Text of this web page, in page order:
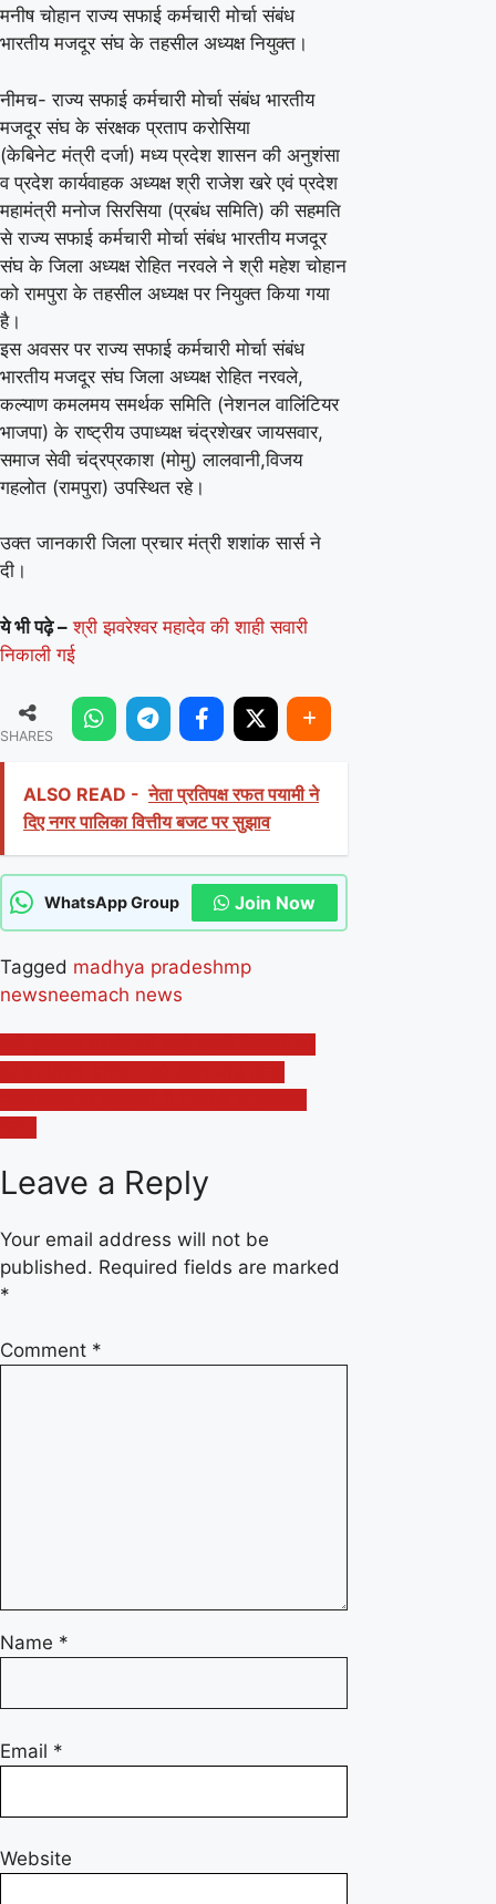
सफाई
कर्मचारी
भारतीय
मजदूर
संघ
के
तहसील
नियुक्त।
मनीष चोहान राज्य सफाई कर्मचारी मोर्चा संबंध
भारतीय मजदूर संघ के तहसील अध्यक्ष नियुक्त।
नीमच- राज्य सफाई कर्मचारी मोर्चा संबंध भारतीय
मजदूर संघ के संरक्षक प्रताप करोसिया
(केबिनेट मंत्री दर्जा) मध्य प्रदेश शासन की अनुशंसा
व प्रदेश कार्यवाहक अध्यक्ष श्री राजेश खरे एवं प्रदेश
महामंत्री मनोज सिरसिया (प्रबंध समिति) की सहमति
से राज्य सफाई कर्मचारी मोर्चा संबंध भारतीय मजदूर
संघ के जिला अध्यक्ष रोहित नरवले ने श्री महेश चोहान
को रामपुरा के तहसील अध्यक्ष पर नियुक्त किया गया
है।
इस अवसर पर राज्य सफाई कर्मचारी मोर्चा संबंध
भारतीय मजदूर संघ जिला अध्यक्ष रोहित नरवले,
कल्याण कमलमय समर्थक समिति (नेशनल वालिंटियर
भाजपा) के राष्ट्रीय उपाध्यक्ष चंद्रशेखर जायसवार,
समाज सेवी चंद्रप्रकाश (मोमु) लालवानी,विजय
गहलोत (रामपुरा) उपस्थित रहे।
उक्त जानकारी जिला प्रचार मंत्री शशांक सार्स ने
दी।
ये भी पढ़े – श्री झवरेश्वर महादेव की शाही सवारी
निकाली गई
SHARES
ALSO READ - नेता प्रतिपक्ष रफत पयामी ने
दिए नगर पालिका वित्तीय बजट पर सुझाव
WhatsApp Group Join Now
Tagged madhya pradeshmp
newsneemach news
Post
navigation
Leave a Reply
Your email address will not be
published. Required fields are marked
*
Comment *
Name *
Email *
Website